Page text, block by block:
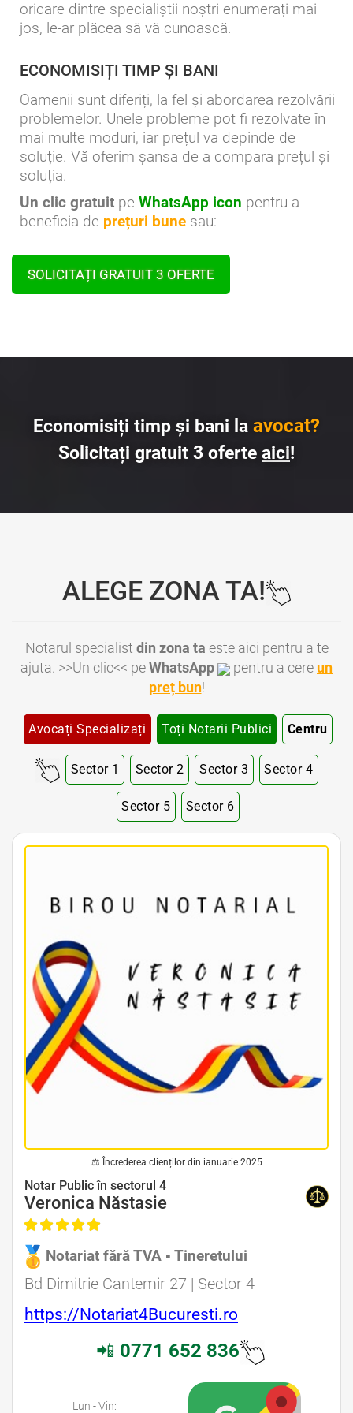
oricare dintre specialiștii noștri enumerați mai
jos, le-ar plăcea să vă cunoască.
ECONOMISIȚI TIMP ȘI BANI
Oamenii sunt diferiți, la fel și abordarea rezolvării
problemelor. Unele probleme pot fi rezolvate în
mai multe moduri, iar prețul va depinde de
soluție. Vă oferim șansa de a compara prețul și
soluția.
Un clic gratuit pe WhatsApp icon pentru a
beneficia de prețuri bune sau:
SOLICITAȚI GRATUIT 3 OFERTE
Economisiți timp și bani la avocat?
Solicitați gratuit 3 oferte aici!
ALEGE ZONA TA!
Notarul specialist din zona ta este aici pentru a te
ajuta. >>Un clic<< peWhatsApp pentru a cere un
preț bun!
Avocați Specializați Toți Notarii Publici Centru
Sector 1 Sector 2 Sector 3 Sector 4
Sector 5 Sector 6
Publici Sector 2 Bucuresti • Notari Publici Sector 3 Bucuresti • Notari Publici Sector 4 Bucuresti • Notari Publici Sector 5 Bucuresti • Notari Publici Sector 6 Bucuresti
⚖ Încrederea clienților din ianuarie 2025
Notar Public în sectorul 4
Veronica Năstasie
Notariat fără TVA ▪ Tineretului
Bd Dimitrie Cantemir 27 | Sector 4
https://Notariat4Bucuresti.ro
📲 0771 652 836
Lun - Vin: